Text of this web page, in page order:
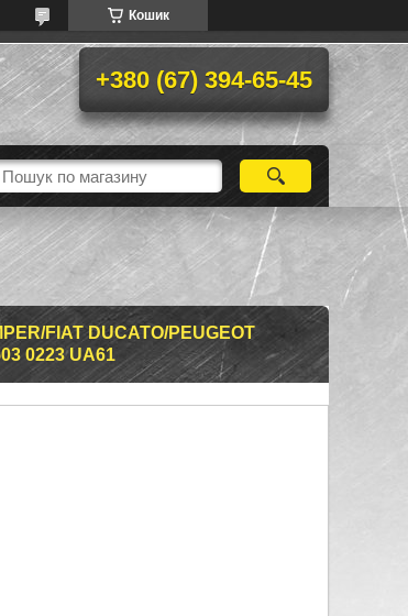
Кошик
+380 (67) 394-65-45
FIAT DUCATO/PEUGEOT
0223 UA61